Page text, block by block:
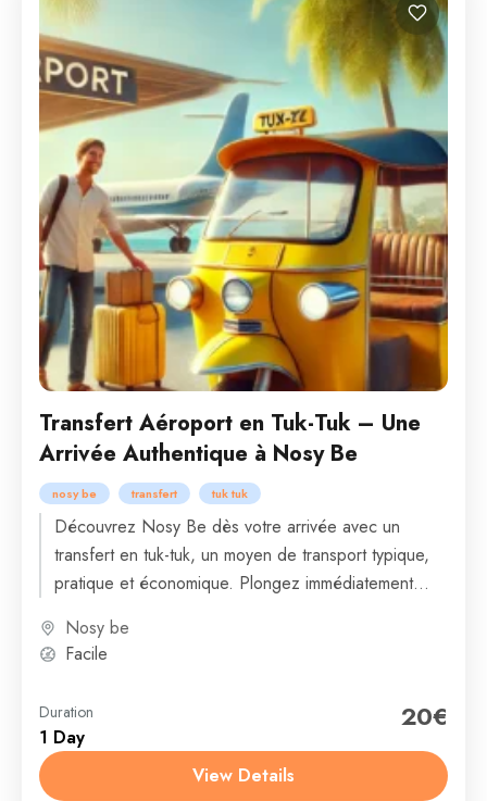
Transfert Aéroport en Tuk-Tuk – Une
Arrivée Authentique à Nosy Be
nosy be transfert tuk tuk
Découvrez Nosy Be dès votre arrivée avec un
transfert en tuk-tuk, un moyen de transport typique,
pratique et économique. Plongez immédiatement
Nosy be
Facile
Duration
1 Day
20€
View Details